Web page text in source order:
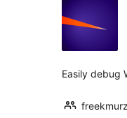
Easily debug